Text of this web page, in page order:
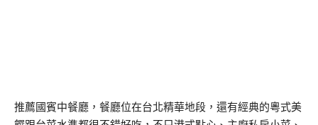
推薦國賓中餐廳，餐廳位在台北精華地段，還有經典的粵式美